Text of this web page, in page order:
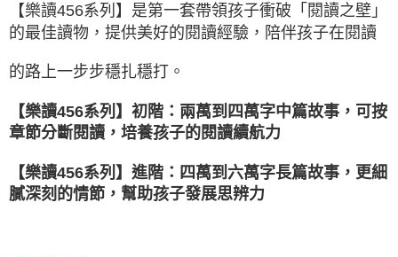
【樂讀456系列】是第一套帶領孩子衝破「閱讀之壁」
的最佳讀物，提供美好的閱讀經驗，陪伴孩子在閱讀
的路上一步步穩扎穩打。
【樂讀456系列】初階：兩萬到四萬字中篇故事，可按
章節分斷閱讀，培養孩子的閱讀續航力
【樂讀456系列】進階：四萬到六萬字長篇故事，更細
膩深刻的情節，幫助孩子發展思辨力